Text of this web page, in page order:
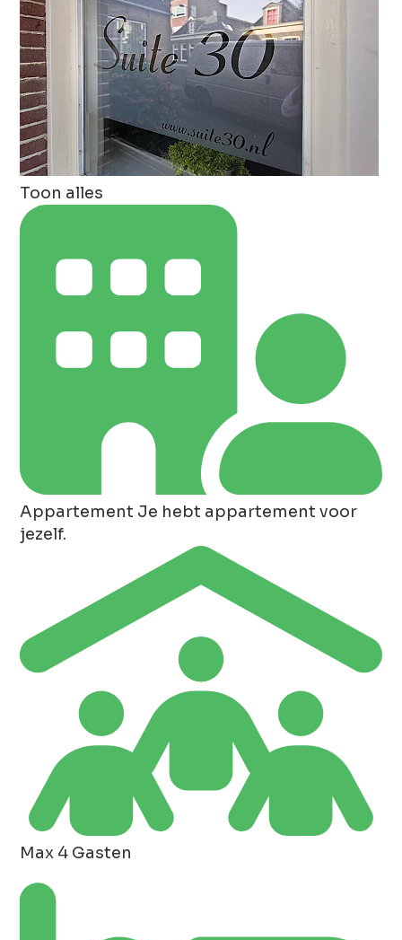
Toon alles
Appartement Je hebt appartement voor
jezelf.
Max 4 Gasten